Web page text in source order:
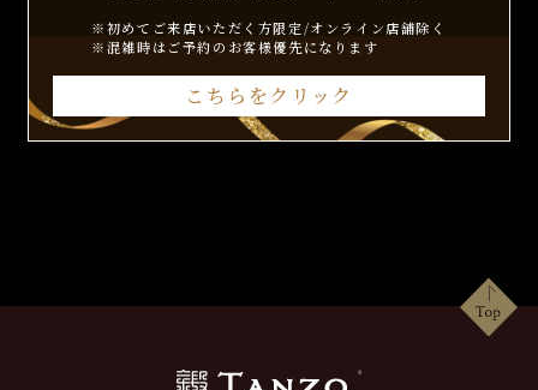
※初めてご来店いただく方限定/オンライン店舗除く
※混雑時はご予約のお客様優先になります
こちらをクリック